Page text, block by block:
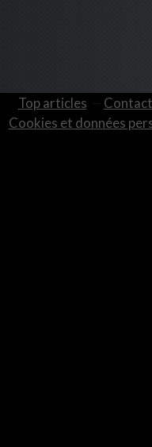
Top articles Contact
Cookies et données